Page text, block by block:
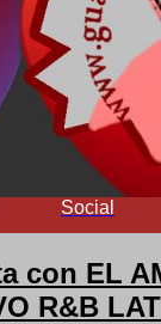
Social
con EL
R&B